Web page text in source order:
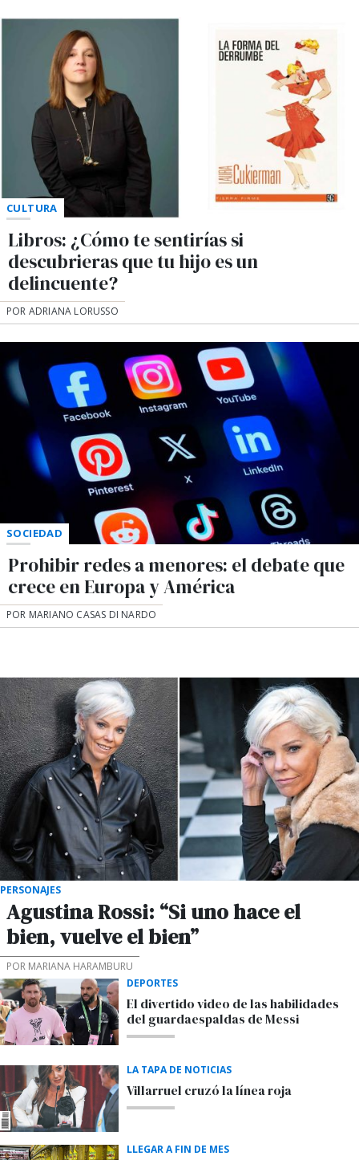
CULTURA
Libros: ¿Cómo te sentirías si
descubrieras que tu hijo es un
delincuente?
POR ADRIANA LORUSSO
SOCIEDAD
Prohibir redes a menores: el debate que
crece en Europa y América
POR MARIANO CASAS DI NARDO
PERSONAJES
Agustina Rossi: “Si uno hace el
bien, vuelve el bien”
POR MARIANA HARAMBURU
DEPORTES
El divertido video de las habilidades
del guardaespaldas de Messi
LA TAPA DE NOTICIAS
Villarruel cruzó la línea roja
LLEGAR A FIN DE MES